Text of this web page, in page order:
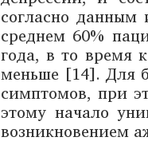
согласно данным
среднем 60%
года, в то время
меньше [14]. Для
симптомов, при
этому начало
возникновением